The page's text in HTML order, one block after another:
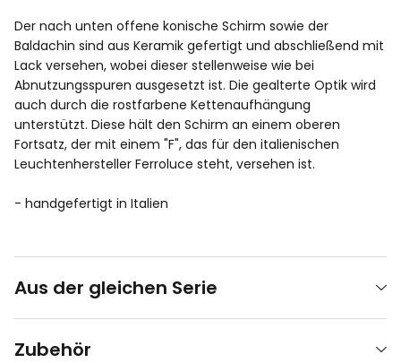
Der nach unten offene konische Schirm sowie der
Baldachin sind aus Keramik gefertigt und abschließend mit
Lack versehen, wobei dieser stellenweise wie bei
Abnutzungsspuren ausgesetzt ist. Die gealterte Optik wird
auch durch die rostfarbene Kettenaufhängung
unterstützt. Diese hält den Schirm an einem oberen
Fortsatz, der mit einem "F", das für den italienischen
Leuchtenhersteller Ferroluce steht, versehen ist.
- handgefertigt in Italien
Aus der gleichen Serie
Zubehör